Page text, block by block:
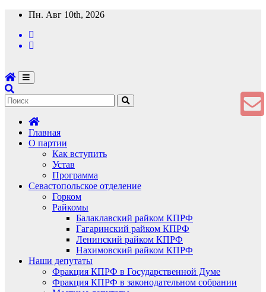
Перейти
содержимому
Пн. Авг 10th, 2026
Главная
О партии
Как вступить
Устав
Программа
Севастопольское отделение
Горком
Райкомы
Балаклавский райком КПРФ
Гагаринский райком КПРФ
Ленинский райком КПРФ
Нахимовский райком КПРФ
Наши депутаты
Фракция КПРФ в Государственной Думе
Фракция КПРФ в законодательном собрании